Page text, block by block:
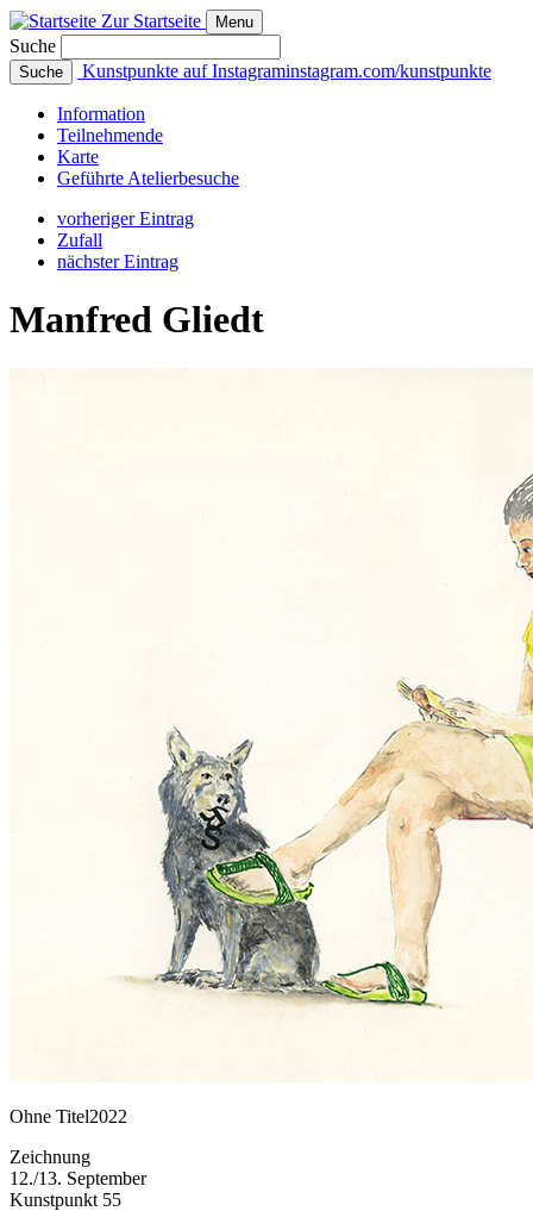
Zur Startseite Menu
Suche
Suche Kunstpunkte auf Instagraminstagram.com/kunstpunkte
Information
Teilnehmende
Karte
Geführte Atelierbesuche
vorheriger Eintrag
Zufall
nächster Eintrag
Manfred Gliedt
Ohne Titel2022
Zeichnung
12./13. September
Kunstpunkt 55